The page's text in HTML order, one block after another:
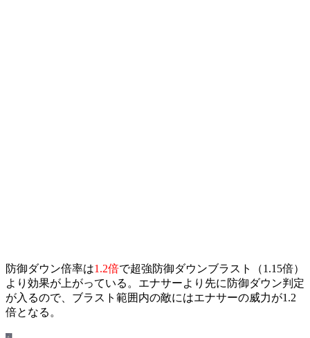
防御ダウン倍率は1.2倍で超強防御ダウンブラスト（1.15倍）
より効果が上がっている。エナサーより先に防御ダウン判定
が入るので、ブラスト範囲内の敵にはエナサーの威力が1.2
倍となる。